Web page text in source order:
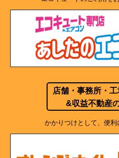
店舗・事務所・
&収益不動産
かかりつけとして、便